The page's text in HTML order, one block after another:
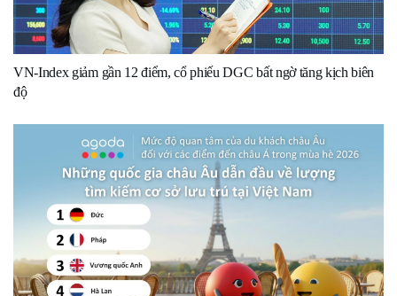
VN-Index giảm gần 12 điểm, cổ phiếu DGC bất ngờ tăng kịch biên
độ